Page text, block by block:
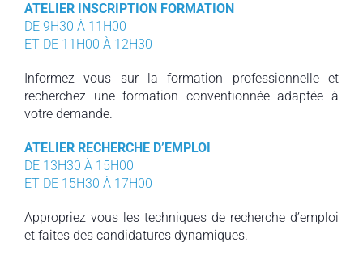
ATELIER INSCRIPTION FORMATION
DE 9H30 À 11H00
ET DE 11H00 À 12H30
Informez vous sur la formation professionnelle et
recherchez une formation conventionnée adaptée à
votre demande.
ATELIER RECHERCHE D’EMPLOI
DE 13H30 À 15H00
ET DE 15H30 À 17H00
Appropriez vous les techniques de recherche d’emploi
et faites des candidatures dynamiques.